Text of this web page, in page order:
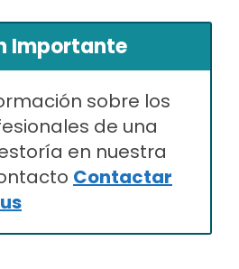
Importante
sobre los
de una
en nuestra
Contactar